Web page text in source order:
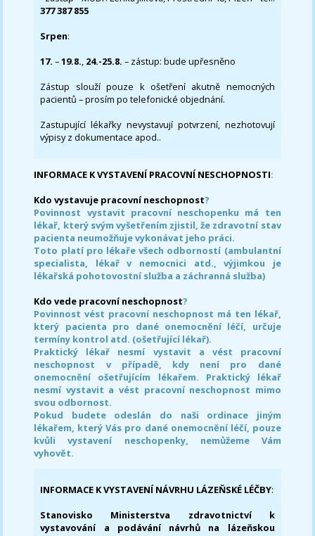
377 387 855
Srpen:
17. –19.8., 24.-25.8. – zástup: bude upřesněno
Zástup slouží pouze k ošetření akutně nemocných
pacientů – prosím po telefonické objednání.
Zastupující lékařky nevystavují potvrzení, nezhotovují
výpisy z dokumentace apod..
INFORMACE K VYSTAVENÍ PRACOVNÍ NESCHOPNOSTI:
Kdo vystavuje pracovní neschopnost?
Povinnost vystavit pracovní neschopenku má ten
lékař, který svým vyšetřením zjistil, že zdravotní stav
pacienta neumožňuje vykonávat jeho práci.
Toto platí pro lékaře všech odborností (ambulantní
specialista, lékař v nemocnici atd., výjimkou je
lékařská pohotovostní služba a záchranná služba)
Kdo vede pracovní neschopnost?
Povinnost vést pracovní neschopnost má ten lékař,
který pacienta pro dané onemocnění léčí, určuje
termíny kontrol atd. (ošetřující lékař).
Praktický lékař nesmí vystavit a vést pracovní
neschopnost v případě, kdy není pro dané
onemocnění ošetřujícím lékařem. Praktický lékař
nesmí vystavit a vést pracovní neschopnost mimo
svou odbornost.
Pokud budete odeslán do naši ordinace jiným
lékařem, který Vás pro dané onemocnění léčí, pouze
kvůli vystavení neschopenky, nemůžeme Vám
vyhovět.
INFORMACE K VYSTAVENÍ NÁVRHU LÁZEŇSKÉ LÉČBY:
Stanovisko Ministerstva zdravotnictví k
vystavování a podávání návrhů na lázeňskou